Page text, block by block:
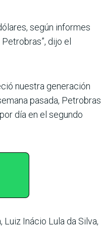
según informes
dijo el
nuestra generación
pasada, Petrobras
día en el segundo
Inácio Lula da Silva,